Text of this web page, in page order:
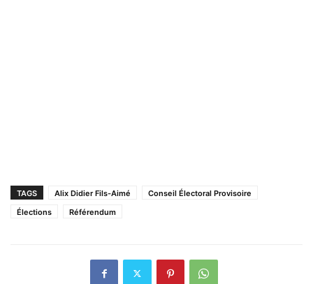
TAGS Alix Didier Fils-Aimé
Conseil Électoral Provisoire
Élections
Référendum